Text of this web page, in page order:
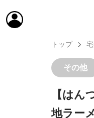
トップ
その他
【はん
地ラー